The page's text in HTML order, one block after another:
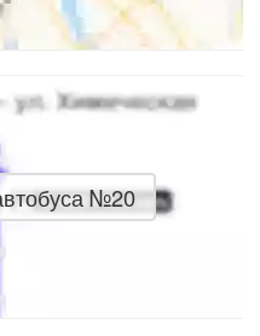
№20